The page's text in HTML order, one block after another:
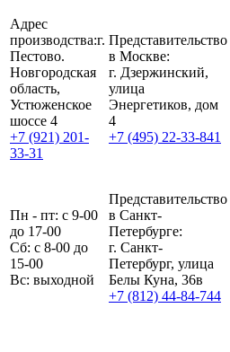
Адрес
производства:г.
Пестово.
Новгородская
область,
Устюженское
шоссе 4
+7 (921) 201-
33-31
Представительство
в Москве:
г. Дзержинский,
улица
Энергетиков, дом
4
+7 (495) 22-33-841
Пн - пт: с 9-00
до 17-00
Сб: с 8-00 до
15-00
Вс: выходной
Представительство
в Санкт-
Петербурге:
г. Санкт-
Петербург, улица
Белы Куна, 36в
+7 (812) 44-84-744